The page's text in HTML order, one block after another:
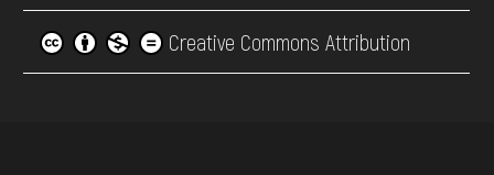
Creative Commons Attribution